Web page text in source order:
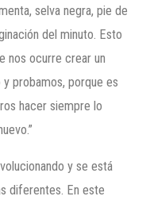
selva negra, pie de
del minuto. Esto
nos ocurre crear un
probamos, porque es
hacer siempre lo
y se está
diferentes. En este